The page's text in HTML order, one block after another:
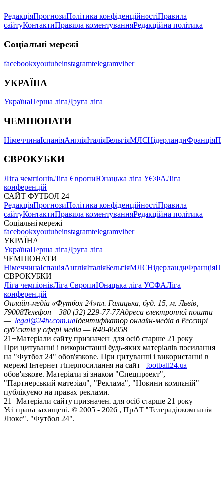
РедакціяПрогнозиПолітика конфіденційностіПравила
сайтуКонтактиПравила коментуванняРедакційна політика
Соціальні мережі
facebookxyoutubeinstagramtelegramviber
УКРАЇНА
УкраїнаПерша лігаДруга ліга
ЧЕМПІОНАТИ
НімеччинаІспаніяАнгліяІталіяБельгіяМЛСНідерландиФранція
ЄВРОКУБКИ
Ліга чемпіонівЛіга ЄвропиЮнацька ліга УЄФАЛіга
конференцій
САЙТ ФУТБОЛ 24
РедакціяПрогнозиПолітика конфіденційностіПравила
сайтуКонтактиПравила коментуванняРедакційна політика
Соціальні мережі
facebookxyoutubeinstagramtelegramviber
УКРАЇНА
УкраїнаПерша лігаДруга ліга
ЧЕМПІОНАТИ
НімеччинаІспаніяАнгліяІталіяБельгіяМЛСНідерландиФранція
ЄВРОКУБКИ
Ліга чемпіонівЛіга ЄвропиЮнацька ліга УЄФАЛіга
конференцій
Онлайн-медіа «Футбол 24»пл. Галицька, буд. 15, м. Львів,
79008Телефон +380 (32) 229-77-77Адреса електронної пошти
— legal@24tv.com.uaІдентифікатор онлайн-медіа в Реєстрі
суб’єктів у сфері медіа — R40-06058
21+Матеріали сайту призначені для осіб старше 21 року
При цитуванні і використанні будь-яких матеріалів посилання
на "Футбол 24" обов'язкове. При цитуванні і використанні в
мережі Інтернет гіперпосилання на сайт
football24.ua
обов'язкове. Матеріали зі знаком "Спецпроект",
"Партнерський матеріал", "Реклама", "Новини компаній"
публікуємо на правах реклами.
21+Матеріали сайту призначені для осіб старше 21 року
Усi права захищенi. © 2005 - 2026 , ПрАТ "Телерадіокомпанія
Люкс". "Футбол 24".